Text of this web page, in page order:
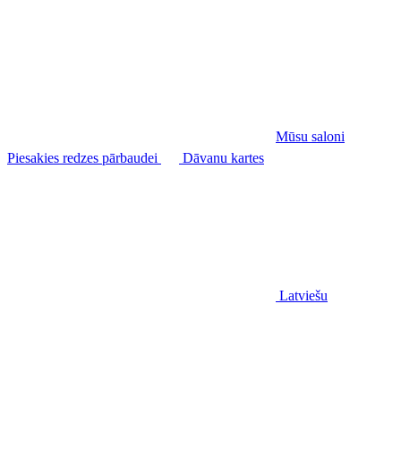
Mūsu saloni
Piesakies redzes pārbaudei
Dāvanu kartes
Latviešu